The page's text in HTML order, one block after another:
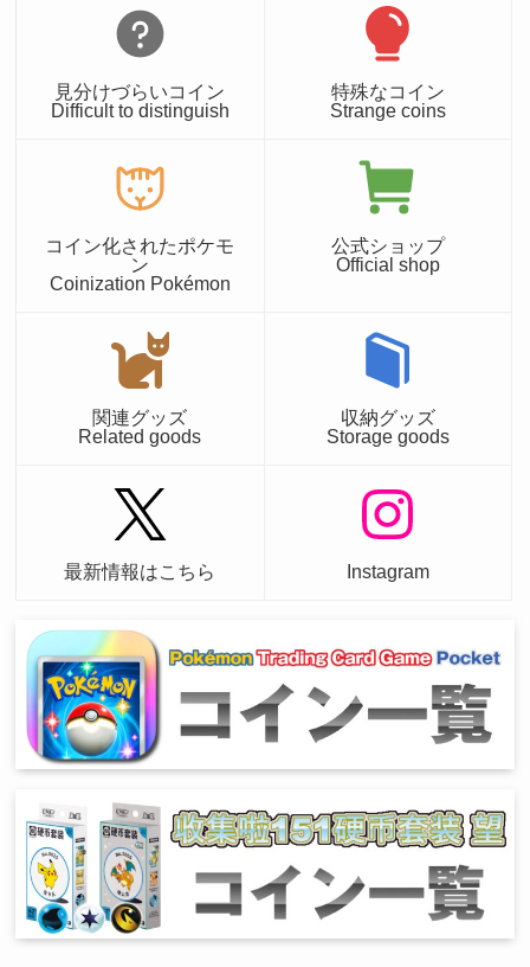
見分けづらいコイン
Difficult to distinguish
特殊なコイン
Strange coins
コイン化されたポケモ
ン
Coinization Pokémon
公式ショップ
Official shop
関連グッズ
Related goods
収納グッズ
Storage goods
最新情報はこちら Instagram